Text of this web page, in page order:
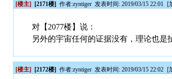
[楼主] [2171楼] 作者:zyntiger 发表时间: 2019/03/15 22:01 [
对【2077楼】说：
另外的宇宙任何的证据没有，理论也是
[楼主] [2172楼] 作者:zyntiger 发表时间: 2019/03/15 22:02 [